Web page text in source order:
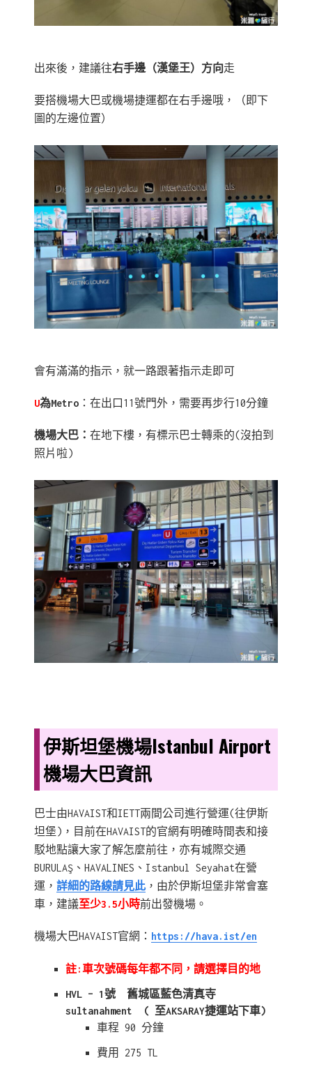
出來後，建議往右手邊（漢堡王）方向走
要搭機場大巴或機場捷運都在右手邊哦，（即下
圖的左邊位置）
會有滿滿的指示，就一路跟著指示走即可
U為Metro ：在出口11號門外，需要再步行10分鐘
機場大巴： 在地下樓，有標示巴士轉乘的(沒拍到
照片啦)
伊斯坦堡機場Istanbul Airport
機場大巴資訊
巴士由HAVAIST和IETT兩間公司進行營運(往伊斯
坦堡)，目前在HAVAIST的官網有明確時間表和接
駁地點讓大家了解怎麼前往，亦有城際交通
BURULAŞ、HAVALINES、​​​​​​​​​​​​​​​​​​​​​​​​​​​​​​​​​​​​​​​​​​​​​​​​​​​​​​​​​​​​​​​​​​​​​​​​​​​​​​​​​​​​​​​​​​​​​​​​​​Istanbul Seyahat在營
運， 詳細的路線請見此，由於伊斯坦堡非常會塞
車，建議至少3.5小時前出發機場。
機場大巴HAVAIST官網： https://hava.ist/en
註:車次號碼每年都不同，請選擇目的地
HVL – 1號 舊城區藍色清真寺
sultanahment ( 至AKSARAY捷運站下車)
車程 90 分鐘
費用 275 TL